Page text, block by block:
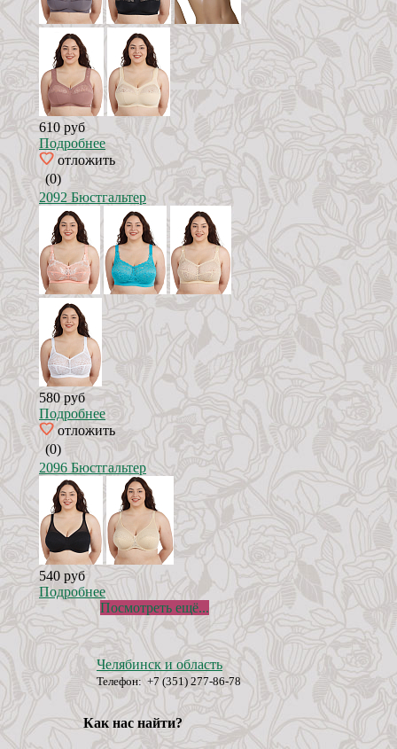
610 руб
Подробнее
отложить
(0)
2092 Бюстгальтер
580 руб
Подробнее
отложить
(0)
2096 Бюстгальтер
540 руб
Подробнее
Посмотреть ещё...
Челябинск и область
Телефон: +7 (351) 277-86-78
Как нас найти?